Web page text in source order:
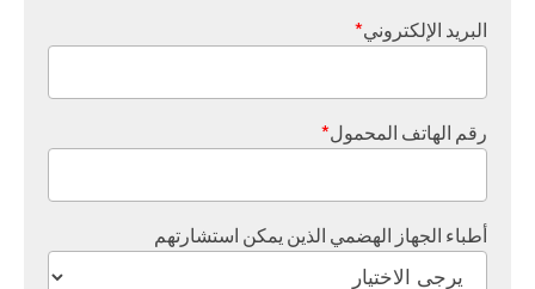
البريد الإلكتروني*
رقم الهاتف المحمول*
أطباء الجهاز الهضمي الذين يمكن استشارتهم